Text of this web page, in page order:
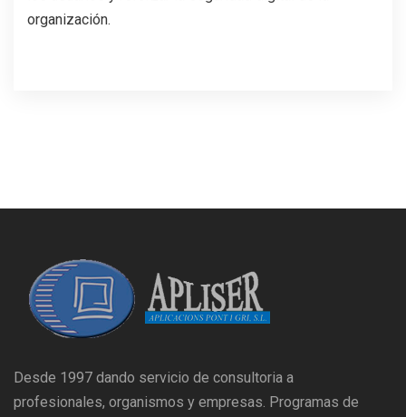
organización.
Desde 1997 dando servicio de consultoria a
profesionales, organismos y empresas. Programas de